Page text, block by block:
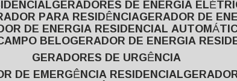
GERADORES DE ENERGIA
PARA RESIDÊNCIA GERADOR DE
DE ENERGIA RESIDENCIAL
BELO GERADOR DE ENERGIA
GERADORES DE URGÊNCIA
DE EMERGÊNCIA RESIDENCIAL